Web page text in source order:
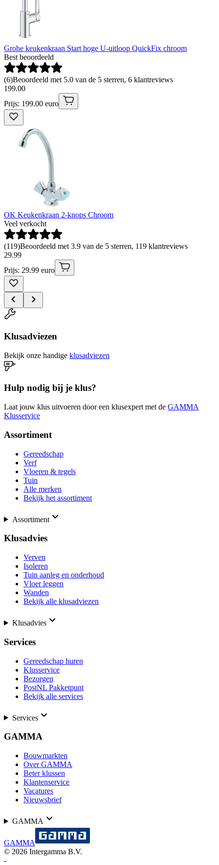
Grohe keukenkraan Start hoge U-uitloop QuickFix chroom
Best beoordeeld
(6)Beoordeeld met 5.0 van de 5 sterren, 6 klantreviews
199.00
Prijs: 199.00 euro
OK Keukenkraan 2-knops Chroom
Veel verkocht
(119)Beoordeeld met 3.9 van de 5 sterren, 119 klantreviews
29.99
Prijs: 29.99 euro
Klusadviezen
Bekijk onze handige klusadviezen
Hulp nodig bij je klus?
Laat jouw klus uitvoeren door een klusexpert met de GAMMA
Klusservice
Assortiment
Gereedschap
Verf
Vloeren & tegels
Tuin
Alle merken
Bekijk het assortiment
Assortiment
Klusadvies
Verven
Isoleren
Tuin aanleg en onderhoud
Vloer leggen
Wanden
Bekijk alle klusadviezen
Klusadvies
Services
Gereedschap huren
Klusservice
Bezorgen
PostNL Pakketpunt
Bekijk alle services
Services
GAMMA
Bouwmarkten
Over GAMMA
Beter klussen
Klantenservice
Vacatures
Nieuwsbrief
GAMMA
GAMMA
© 2026 Intergamma B.V.
-